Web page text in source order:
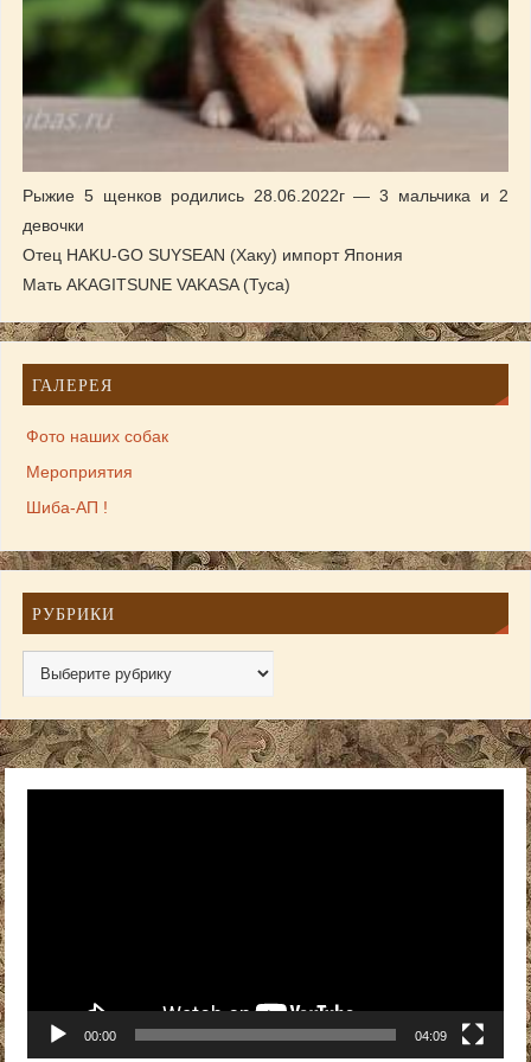
Рыжие 5 щенков родились 28.06.2022г — 3 мальчика и 2
девочки
Отец HAKU-GO SUYSEAN (Хаку) импорт Япония
Мать AKAGITSUNE VAKASA (Туса)
ГАЛЕРЕЯ
Фото наших собак
Мероприятия
Шиба-АП !
РУБРИКИ
00:00 04:09